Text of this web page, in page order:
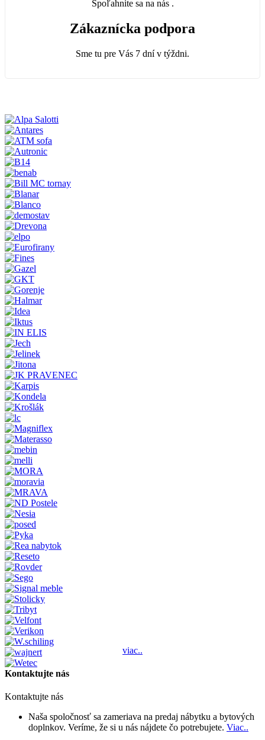
Spoľahnite sa na nás .
Zákaznícka podpora
Sme tu pre Vás 7 dní v týždni.
viac..
Kontaktujte nás
Kontaktujte nás
Naša spoločnosť sa zameriava na predaj nábytku a bytových
doplnkov. Veríme, že si u nás nájdete čo potrebujete. Viac..